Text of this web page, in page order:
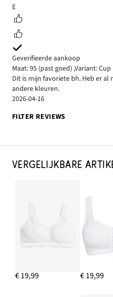
5
E
Geverifieerde aankoop
Maat: 95 (past goed) ,Variant: Cup
Dit is mijn favoriete bh. Heb er al
andere kleuren.
2026-04-16
FILTER REVIEWS
VERGELIJKBARE
€ 19,99 € 19,99